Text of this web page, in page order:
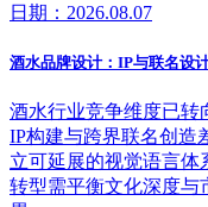
日期：2026.08.07
酒水品牌设计：IP与联名设
酒水行业竞争维度已转
IP构建与跨界联名创造
立可延展的视觉语言
转型需平衡文化深度与